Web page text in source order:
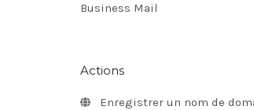
Business Mail
Actions
Enregistrer un nom de